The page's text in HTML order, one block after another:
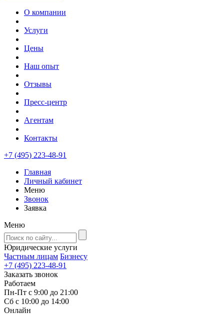
О компании
Услуги
Цены
Наш опыт
Отзывы
Пресс-центр
Агентам
Контакты
+7 (495) 223-48-91
Главная
Личный кабинет
Меню
Звонок
Заявка
Меню
Юридические услуги
Частным лицам Бизнесу
+7 (495) 223-48-91
Заказать звонок
Работаем
Пн-Пт с 9:00 до 21:00
Сб с 10:00 до 14:00
Онлайн